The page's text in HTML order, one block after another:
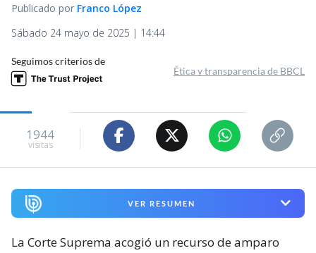
Publicado por Franco López
Sábado 24 mayo de 2025 | 14:44
Seguimos criterios de
Ética y transparencia de BBCL
1944
visitas
VER RESUMEN
La Corte Suprema acogió un recurso de amparo